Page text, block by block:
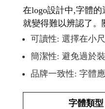
在logo設計中,字體
就變得難以辨認了。
可讀性: 選擇在小
簡潔性: 避免過於
品牌一致性: 字體
字體類型